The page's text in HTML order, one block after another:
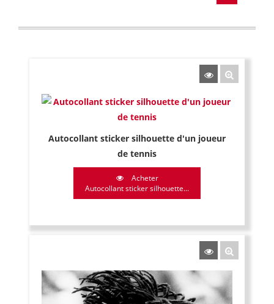
Autocollant sticker silhouette d'un joueur
de tennis
Acheter
Autocollant sticker silhouette...